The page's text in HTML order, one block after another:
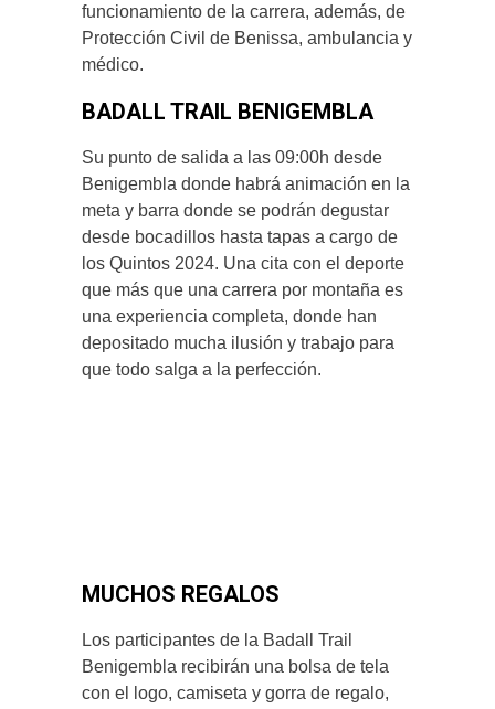
funcionamiento de la carrera, además, de
Protección Civil de Benissa, ambulancia y
médico.
BADALL TRAIL BENIGEMBLA
Su punto de salida a las 09:00h desde
Benigembla donde habrá animación en la
meta y barra donde se podrán degustar
desde bocadillos hasta tapas a cargo de
los Quintos 2024. Una cita con el deporte
que más que una carrera por montaña es
una experiencia completa, donde han
depositado mucha ilusión y trabajo para
que todo salga a la perfección.
MUCHOS REGALOS
Los participantes de la Badall Trail
Benigembla recibirán una bolsa de tela
con el logo, camiseta y gorra de regalo,